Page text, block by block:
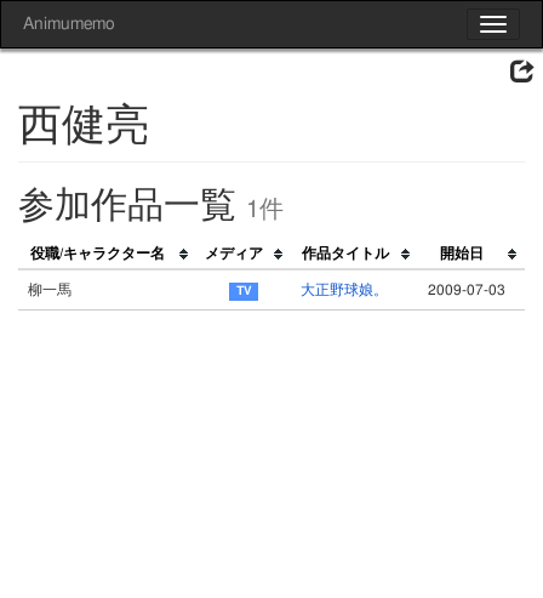
Toggle
Animumemo
西健亮
参加作品一覧 1件
役職/キャラクター名 メディア 作品タイトル 開始日
柳一馬 大正野球娘。 2009-07-03